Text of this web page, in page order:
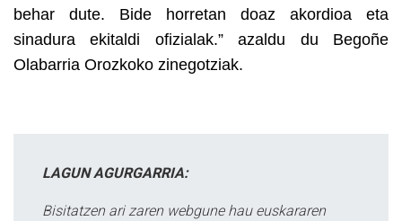
behar dute. Bide horretan doaz akordioa eta
sinadura ekitaldi ofizialak.” azaldu du Begoñe
Olabarria Orozkoko zinegotziak.
LAGUN AGURGARRIA:
Bisitatzen ari zaren webgune hau euskararen